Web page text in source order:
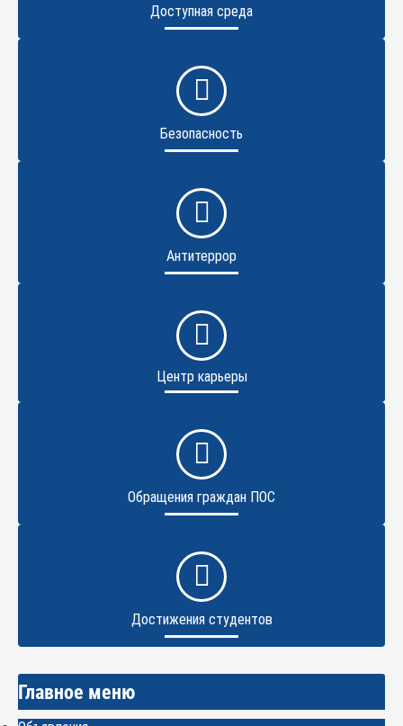
Доступная среда
Безопасность
Антитеррор
Центр карьеры
Обращения граждан ПОС
Достижения студентов
Главное меню